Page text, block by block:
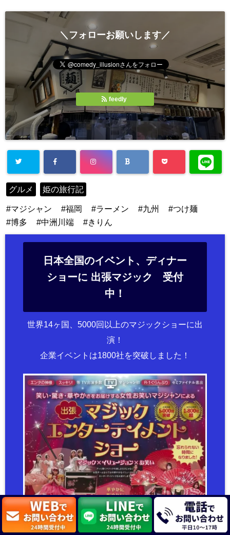
＼フォローお願いします／
feedly
グルメ 姫の旅行記
マジシャン 福岡 ラーメン 九州
つけ麺
博多
中洲川端 きりん
日本全国のイベント、ディナー
ショーに 出張マジック 受付
中！
世界14ヶ国、5000回以上のマジックショーに出
演！
企業イベントは1800社を突破しました！